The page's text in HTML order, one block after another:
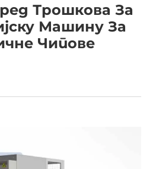
Трошкова За
Машину За
Чипове